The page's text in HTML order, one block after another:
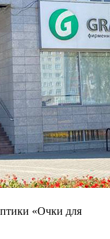
«Очки для